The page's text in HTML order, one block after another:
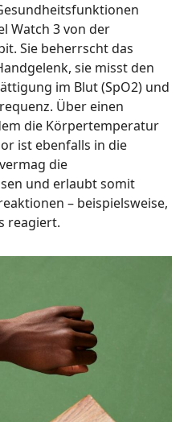
Watch 3 von der
Sie beherrscht das
sie misst den
im Blut (SpO2) und
Über einen
die Körpertemperatur
ist ebenfalls in die
die
und erlaubt somit
– beispielsweise,
reagiert.